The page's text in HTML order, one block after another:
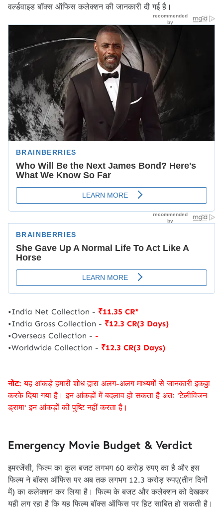
वर्ल्डवाइड बॉक्स ऑफिस कलेक्शन की जानकारी दी गई है।
•India Net Collection - ₹11.35 CR*
•India Gross Collection - ₹12.3 CR(3 Days)
•Overseas Collection - -
•Worldwide Collection - ₹12.3 CR(3 Days)
नोट: यह आंकड़े हमारी शोध द्वारा अलग-अलग माध्यमों से जानकारी इकठ्ठा
करके दिया गया है। इन आंकड़ों में बदलाव हो सकता है अतः 'टेलीविजन
ड्रामा' इन आंकड़ों की पुष्टि नहीं करता है।
Emergency Movie Budget & Verdict
इमरजेंसी, फिल्म का कुल बजट लगभग 60 करोड़ रुपए का है और इस
फिल्म ने बॉक्स ऑफिस पर अब तक लगभग 12.3 करोड़ रुपए(तीन दिनों
में) का कलेक्शन कर लिया है। फिल्म के बजट और कलेक्शन को देखकर
यही लग रहा है कि यह फिल्म बॉक्स ऑफिस पर हिट साबित हो सकती है।